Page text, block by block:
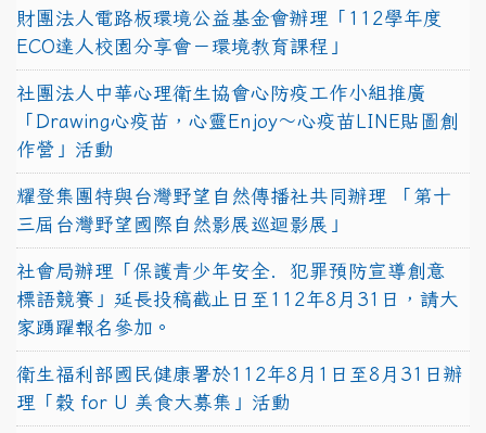
財團法人電路板環境公益基金會辦理「112學年度
ECO達人校園分享會－環境教育課程」
社團法人中華心理衛生協會心防疫工作小組推廣
「Drawing心疫苗，心靈Enjoy〜心疫苗LINE貼圖創
作營」活動
耀登集團特與台灣野望自然傳播社共同辦理 「第十
三屆台灣野望國際自然影展巡迴影展」
社會局辦理「保護青少年安全．犯罪預防宣導創意
標語競賽」延長投稿截止日至112年8月31日，請大
家踴躍報名參加。
衛生福利部國民健康署於112年8月1日至8月31日辦
理「穀 for U 美食大募集」活動